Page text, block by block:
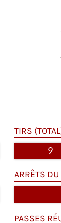
TIRS
9
ARRÊTS DU
PASSES